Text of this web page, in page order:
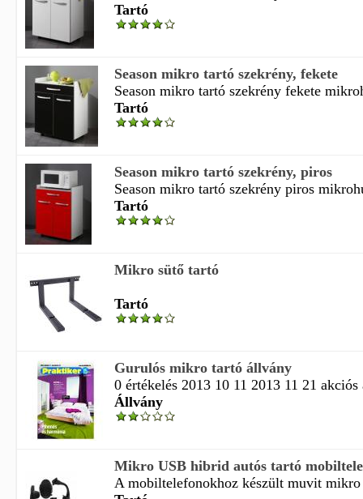
Tartó
Season mikro tartó szekrény, fekete
Season mikro tartó szekrény fekete
Tartó
Season mikro tartó szekrény, piros
Season mikro tartó szekrény piros
Tartó
Mikro sütő tartó
Tartó
Gurulós mikro tartó állvány
0 értékelés 2013 10 11 2013 11 21
Állvány
Mikro USB hibrid autós tartó
A mobiltelefonokhoz készült muvit